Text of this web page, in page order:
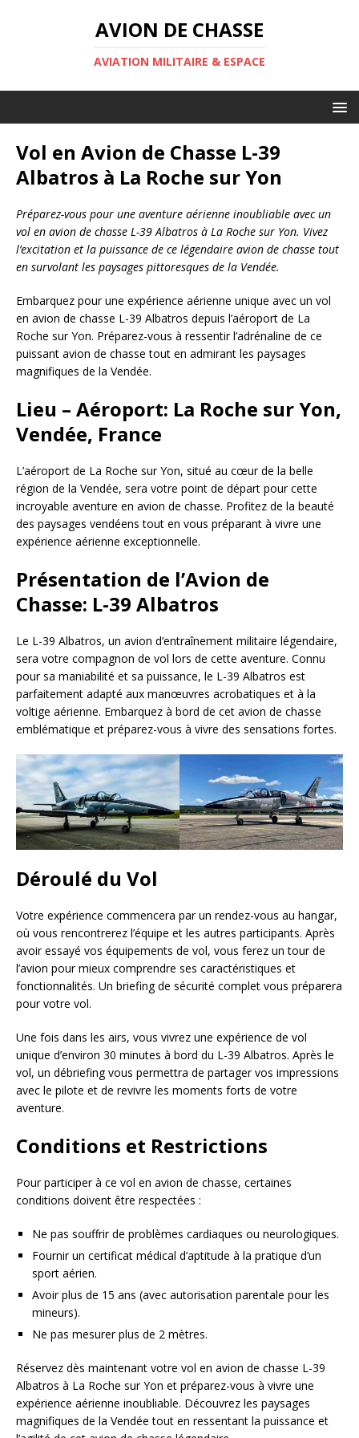
AVION DE CHASSE
AVIATION MILITAIRE & ESPACE
Vol en Avion de Chasse L-39
Albatros à La Roche sur Yon
Préparez-vous pour une aventure aérienne inoubliable avec un
vol en avion de chasse L-39 Albatros à La Roche sur Yon. Vivez
l’excitation et la puissance de ce légendaire avion de chasse tout
en survolant les paysages pittoresques de la Vendée.
Embarquez pour une expérience aérienne unique avec un vol
en avion de chasse L-39 Albatros depuis l’aéroport de La
Roche sur Yon. Préparez-vous à ressentir l’adrénaline de ce
puissant avion de chasse tout en admirant les paysages
magnifiques de la Vendée.
Lieu – Aéroport: La Roche sur Yon,
Vendée, France
L’aéroport de La Roche sur Yon, situé au cœur de la belle
région de la Vendée, sera votre point de départ pour cette
incroyable aventure en avion de chasse. Profitez de la beauté
des paysages vendéens tout en vous préparant à vivre une
expérience aérienne exceptionnelle.
Présentation de l’Avion de
Chasse: L-39 Albatros
Le L-39 Albatros, un avion d’entraînement militaire légendaire,
sera votre compagnon de vol lors de cette aventure. Connu
pour sa maniabilité et sa puissance, le L-39 Albatros est
parfaitement adapté aux manœuvres acrobatiques et à la
voltige aérienne. Embarquez à bord de cet avion de chasse
emblématique et préparez-vous à vivre des sensations fortes.
Déroulé du Vol
Votre expérience commencera par un rendez-vous au hangar,
où vous rencontrerez l’équipe et les autres participants. Après
avoir essayé vos équipements de vol, vous ferez un tour de
l’avion pour mieux comprendre ses caractéristiques et
fonctionnalités. Un briefing de sécurité complet vous préparera
pour votre vol.
Une fois dans les airs, vous vivrez une expérience de vol
unique d’environ 30 minutes à bord du L-39 Albatros. Après le
vol, un débriefing vous permettra de partager vos impressions
avec le pilote et de revivre les moments forts de votre
aventure.
Conditions et Restrictions
Pour participer à ce vol en avion de chasse, certaines
conditions doivent être respectées :
Ne pas souffrir de problèmes cardiaques ou neurologiques.
Fournir un certificat médical d’aptitude à la pratique d’un
sport aérien.
Avoir plus de 15 ans (avec autorisation parentale pour les
mineurs).
Ne pas mesurer plus de 2 mètres.
Réservez dès maintenant votre vol en avion de chasse L-39
Albatros à La Roche sur Yon et préparez-vous à vivre une
expérience aérienne inoubliable. Découvrez les paysages
magnifiques de la Vendée tout en ressentant la puissance et